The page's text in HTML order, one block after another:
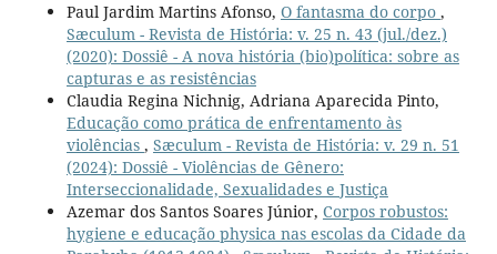
Paul Jardim Martins Afonso, O fantasma do corpo ,
Sæculum - Revista de História: v. 25 n. 43 (jul./dez.)
(2020): Dossiê - A nova história (bio)política: sobre as
capturas e as resistências
Claudia Regina Nichnig, Adriana Aparecida Pinto,
Educação como prática de enfrentamento às
violências , Sæculum - Revista de História: v. 29 n. 51
(2024): Dossiê - Violências de Gênero:
Interseccionalidade, Sexualidades e Justiça
Azemar dos Santos Soares Júnior, Corpos robustos:
hygiene e educação physica nas escolas da Cidade da